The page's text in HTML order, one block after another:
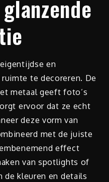
en
te decoreren. De
metaal geeft foto’s
ervoor dat ze echt
deze vorm van
met de juiste
effect
van spotlights of
de kleuren en details